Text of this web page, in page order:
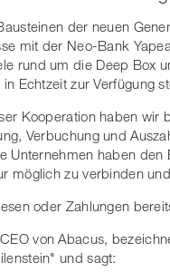
der neuen
mit der Neo-Bank
rund um die Deep Box
Echtzeit zur Verfügung
Kooperation haben wir
Verbuchung und
Unternehmen haben den
möglich zu verbinden
oder Zahlungen
von Abacus,
und sagt: